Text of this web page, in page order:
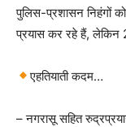
पुलिस-प्रशासन निहंगों
प्रयास कर रहे हैं, लेकिन
एहतियाती कदम…
– नगरासू सहित